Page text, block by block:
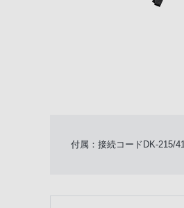
付属：接続コードDK-215/